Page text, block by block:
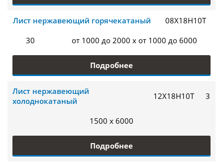
Лист нержавеющий горячекатаный
08Х18Н10Т
30
от 1000 до 2000 x от 1000 до 6000
Подробнее
Лист нержавеющий
холоднокатаный
12Х18Н10Т 3
1500 x 6000
Подробнее